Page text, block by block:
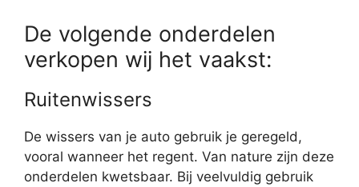
De volgende onderdelen
verkopen wij het vaakst:
Ruitenwissers
De wissers van je auto gebruik je geregeld,
vooral wanneer het regent. Van nature zijn deze
onderdelen kwetsbaar. Bij veelvuldig gebruik